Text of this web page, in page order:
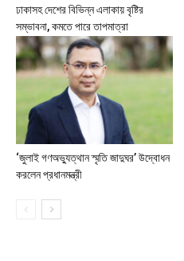
ঢাকাসহ দেশের বিভিন্ন এলাকায় বৃষ্টির
সম্ভাবনা, কমতে পারে তাপমাত্রা
‘জুলাই গণঅভ্যুত্থান স্মৃতি জাদুঘর’ উদ্বোধন
করলেন প্রধানমন্ত্রী